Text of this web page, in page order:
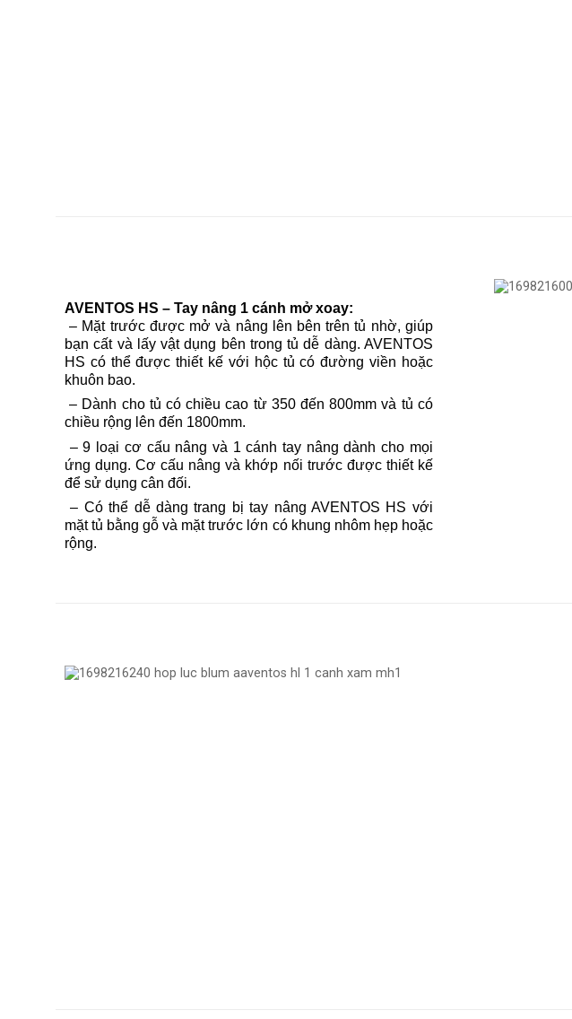
AVENTOS HS – Tay nâng 1 cánh mở xoay:
– Mặt trước được mở và nâng lên bên trên tủ nhờ, giúp
bạn cất và lấy vật dụng bên trong tủ dễ dàng. AVENTOS
HS có thể được thiết kế với hộc tủ có đường viền hoặc
khuôn bao.
– Dành cho tủ có chiều cao từ 350 đến 800mm và tủ có
chiều rộng lên đến 1800mm.
– 9 loại cơ cấu nâng và 1 cánh tay nâng dành cho mọi
ứng dụng. Cơ cấu nâng và khớp nối trước được thiết kế
để sử dụng cân đối.
– Có thể dễ dàng trang bị tay nâng AVENTOS HS với
mặt tủ bằng gỗ và mặt trước lớn có khung nhôm hẹp hoặc
rộng.